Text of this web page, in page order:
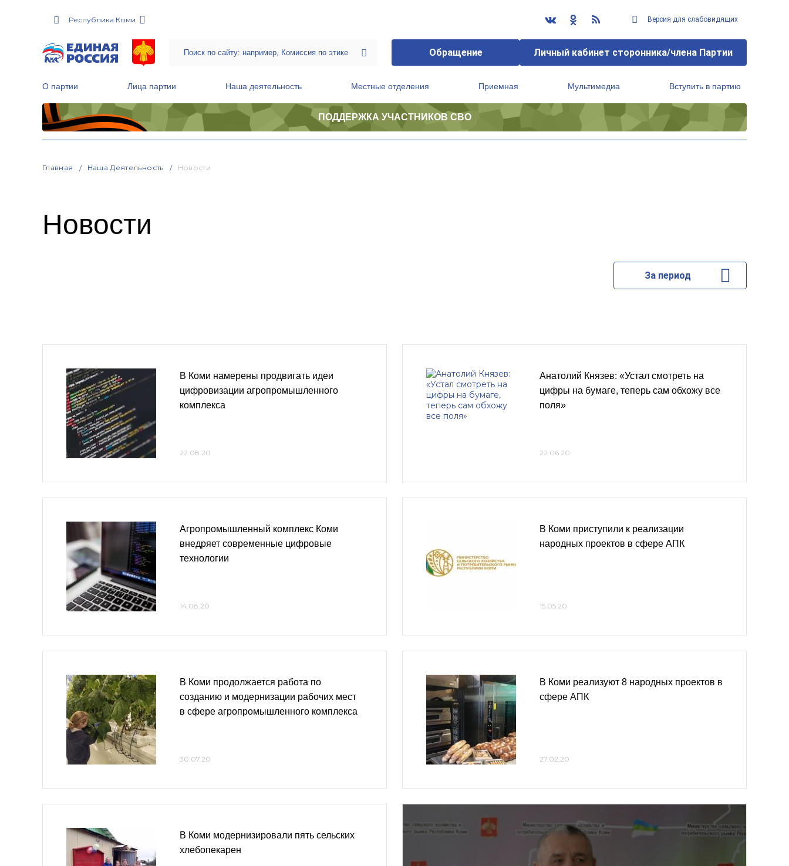
Республика Коми Версия для слабовидящих
Обращение Личный кабинет сторонника/члена Партии
О партии Лица партии Наша деятельность Местные отделения Приемная Мультимедиа Вступить в партию
ПОДДЕРЖКА УЧАСТНИКОВ СВО
Главная Наша Деятельность Новости
Новости
За период
В Коми намерены продвигать идеи
цифровизации агропромышленного
комплекса
22.08.20
Агропромышленный комплекс Коми
внедряет современные цифровые
технологии
14.08.20
В Коми продолжается работа по
созданию и модернизации рабочих мест
в сфере агропромышленного комплекса
30.07.20
Анатолий Князев: «Устал смотреть на
цифры на бумаге, теперь сам обхожу все
поля»
22.06.20
В Коми приступили к реализации
народных проектов в сфере АПК
15.05.20
В Коми реализуют 8 народных проектов в
сфере АПК
27.02.20
В Коми модернизировали пять сельских
хлебопекарен